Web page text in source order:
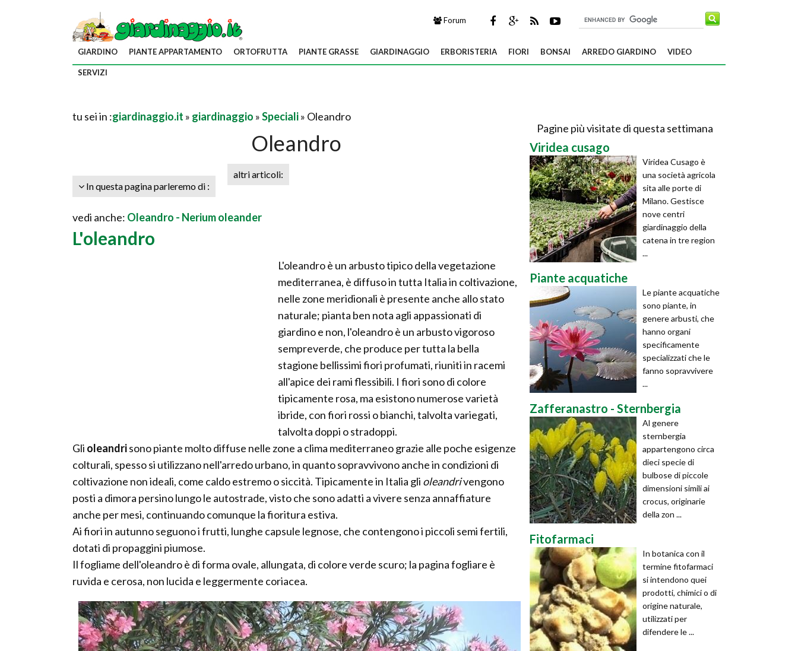
Forum
GIARDINO PIANTE APPARTAMENTO ORTOFRUTTA PIANTE GRASSE GIARDINAGGIO ERBORISTERIA FIORI BONSAI ARREDO GIARDINO VIDEO
SERVIZI
tu sei in :giardinaggio.it » giardinaggio »Speciali» Oleandro
Oleandro
In questa pagina parleremo di :
altri articoli:
vedi anche: Oleandro - Nerium oleander
L'oleandro
L'oleandro è un arbusto tipico della vegetazione
mediterranea, è diffuso in tutta Italia in coltivazione,
nelle zone meridionali è presente anche allo stato
naturale; pianta ben nota agli appassionati di
giardino e non, l'oleandro è un arbusto vigoroso
sempreverde, che produce per tutta la bella
stagione bellissimi fiori profumati, riuniti in racemi
all'apice dei rami flessibili. I fiori sono di colore
tipicamente rosa, ma esistono numerose varietà
ibride, con fiori rossi o bianchi, talvolta variegati,
talvolta doppi o stradoppi.
Gli oleandrisono piante molto diffuse nelle zone a clima mediterraneo grazie alle poche esigenze
colturali, spesso si utilizzano nell'arredo urbano, in quanto sopravvivono anche in condizioni di
coltivazione non ideali, come caldo estremo o siccità. Tipicamente in Italia gli oleandrivengono
posti a dimora persino lungo le autostrade, visto che sono adatti a vivere senza annaffiature
anche per mesi, continuando comunque la fioritura estiva.
Ai fiori in autunno seguono i frutti, lunghe capsule legnose, che contengono i piccoli semi fertili,
dotati di propaggini piumose.
Il fogliame dell'oleandro è di forma ovale, allungata, di colore verde scuro; la pagina fogliare è
ruvida e cerosa, non lucida e leggermente coriacea.
Pagine più visitate di questa settimana
Viridea cusago
Viridea Cusago è
una società agricola
sita alle porte di
Milano. Gestisce
nove centri
giardinaggio della
catena in tre region
...
Piante acquatiche
Le piante acquatiche
sono piante, in
genere arbusti, che
hanno organi
specificamente
specializzati che le
fanno sopravvivere
...
Zafferanastro - Sternbergia
Al genere
sternbergia
appartengono circa
dieci specie di
bulbose di piccole
dimensioni simili ai
crocus, originarie
della zon ...
Fitofarmaci
In botanica con il
termine fitofarmaci
si intendono quei
prodotti, chimici o di
origine naturale,
utilizzati per
difendere le ...